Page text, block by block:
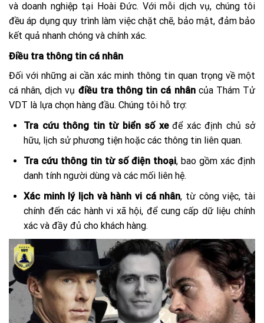
và doanh nghiệp tại Hoài Đức. Với mỗi dịch vụ, chúng tôi
đều áp dụng quy trình làm việc chặt chẽ, bảo mật, đảm bảo
kết quả nhanh chóng và chính xác.
Điều tra thông tin cá nhân
Đối với những ai cần xác minh thông tin quan trọng về một
cá nhân, dịch vụ điều tra thông tin cá nhâncủa Thám Tử
VDT là lựa chọn hàng đầu. Chúng tôi hỗ trợ:
Tra cứu thông tin từ biển số xeđể xác định chủ sở
hữu, lịch sử phương tiện hoặc các thông tin liên quan.
Tra cứu thông tin từ số điện thoại, bao gồm xác định
danh tính người dùng và các mối liên hệ.
Xác minh lý lịch và hành vi cá nhân, từ công việc, tài
chính đến các hành vi xã hội, để cung cấp dữ liệu chính
xác và đầy đủ cho khách hàng.